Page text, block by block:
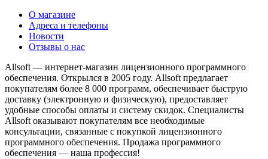
О магазине
Адреса и телефоны
Новости
Отзывы о нас
Allsoft — интернет-магазин лицензионного программного
обеспечения. Открылся в 2005 году. Allsoft предлагает
покупателям более 8 000 программ, обеспечивает быструю
доставку (электронную и физическую), предоставляет
удобные способы оплаты и систему скидок. Специалисты
Allsoft оказывают покупателям все необходимые
консультации, связанные с покупкой лицензионного
программного обеспечения. Продажа программного
обеспечения — наша профессия!